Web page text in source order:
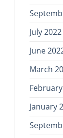
July 2022
June
March
January